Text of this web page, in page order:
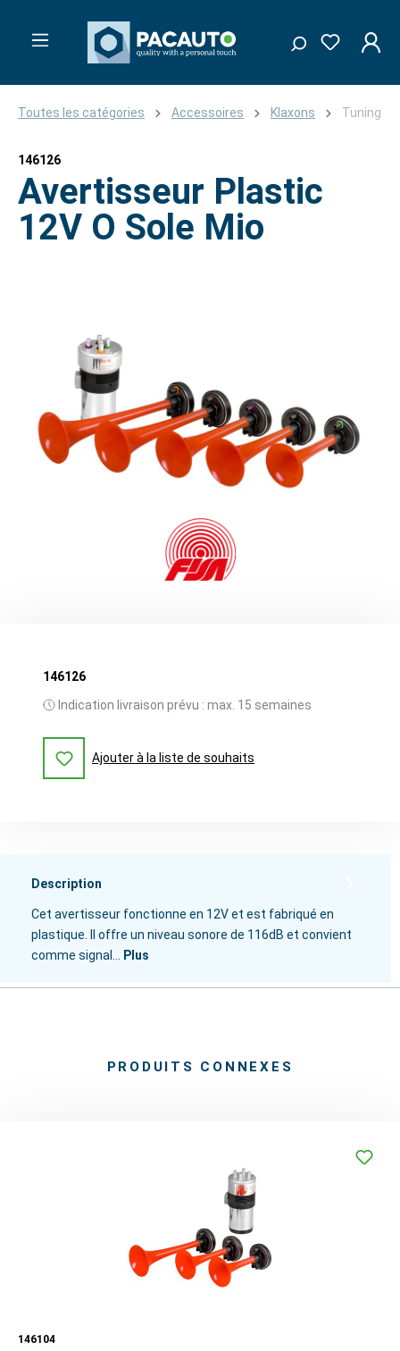
Toutes les catégories Accessoires Klaxons Tuning
146126
Avertisseur Plastic
12V O Sole Mio
146126
Indication livraison prévu : max. 15 semaines
Ajouter à la liste de souhaits
Description
Cet avertisseur fonctionne en 12V et est fabriqué en
plastique. Il offre un niveau sonore de 116dB et convient
comme signal…
Plus
PRODUITS CONNEXES
146104